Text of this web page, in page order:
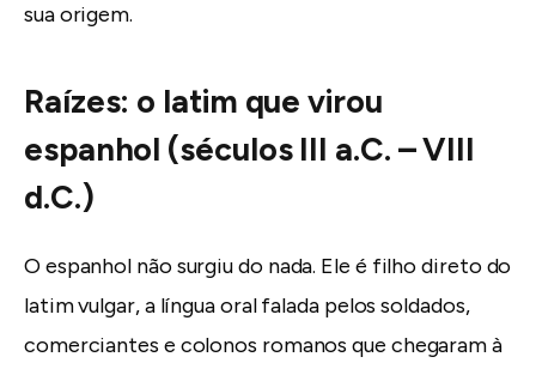
sua origem.
Raízes: o latim que virou
espanhol (séculos III a.C. – VIII
d.C.)
O espanhol não surgiu do nada. Ele é filho direto do
latim vulgar, a língua oral falada pelos soldados,
comerciantes e colonos romanos que chegaram à